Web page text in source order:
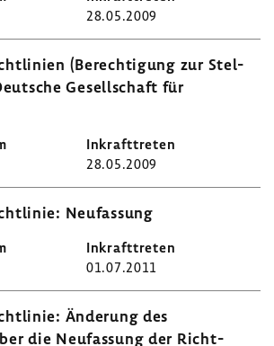
28.05.2009
(Berech­ti­gung zur Stel­
Gesell­schaft für
28.05.2009
Neufas­sung
01.07.2011
Ände­rung des
die Neufas­sung der Richt­